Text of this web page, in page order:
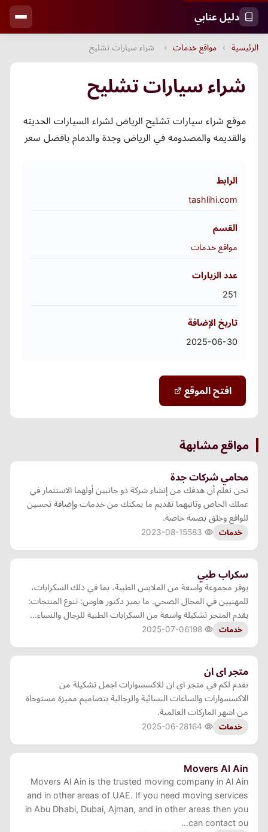
دليل عنابي
الرئيسية › مواقع خدمات › شراء سيارات تشليح
شراء سيارات تشليح
موقع شراء سيارات تشليح الرياض لشراء السيارات الحديثه
والقديمه والمصدومه في الرياض وجدة والدمام بافضل سعر
الرابط
tashlihi.com
القسم
مواقع خدمات
عدد الزيارات
251
تاريخ الإضافة
2025-06-30
افتح الموقع
مواقع مشابهة
محامي شركات جدة
نحن نعلم أن هدفك من إنشاء شركة ذو جانبين أولهما الاستثمار في
عملك الخاص وثانيهما تقديم ما يمكنك من خدمات وإضافة تحسين
للواقع وخلق بصمة خاصة.
خدمات 2023-08-15
سكراب طبي
يوفر مجموعة واسعة من الملابس الطبية، بما في ذلك السكرابات،
للمهنيين في المجال الصحي. ما يميز دكتور هاوس: تنوع المنتجات:
يقدم المتجر تشكيلة واسعة من السكرابات الطبية للرجال والنساء…
خدمات 2025-07-06
متجر اى ان
نقدم لكم في متجر اي ان للاكسسوارات اجمل تشكيلة من
الاكسسوارات والساعات النسائية والرجالية بتصاميم مميزة مستوحاة
من اشهر الماركات العالمية.
خدمات 2025-06-28
Movers Al Ain
Movers Al Ain is the trusted moving company in Al Ain
and in other areas of UAE. If you need moving services
in Abu Dhabi, Dubai, Ajman, and in other areas then you
can contact ou…